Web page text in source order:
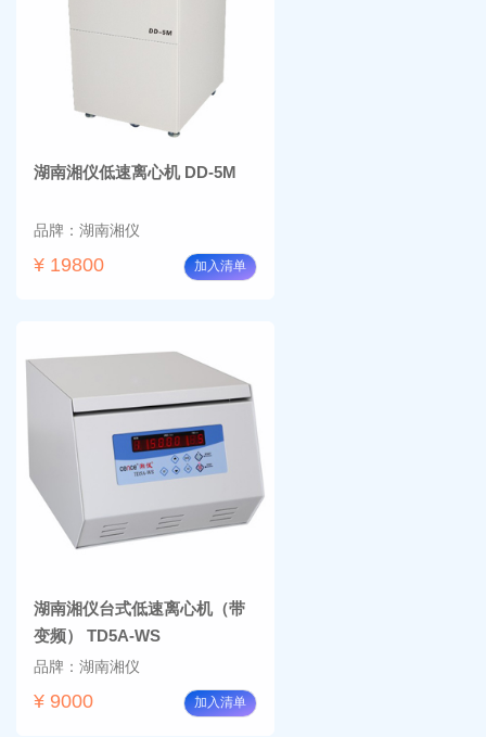
湖南湘仪低速离心机 DD-5M
品牌：湖南湘仪
¥ 19800 加入清单
湖南湘仪台式低速离心机（带
变频） TD5A-WS
品牌：湖南湘仪
¥ 9000 加入清单